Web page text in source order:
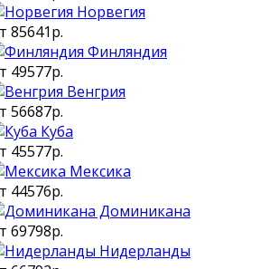
Норвегия
85641р.
Финляндия
49577р.
Венгрия
56687р.
Куба
45577р.
Мексика
44576р.
Доминикана
69798р.
Нидерланды